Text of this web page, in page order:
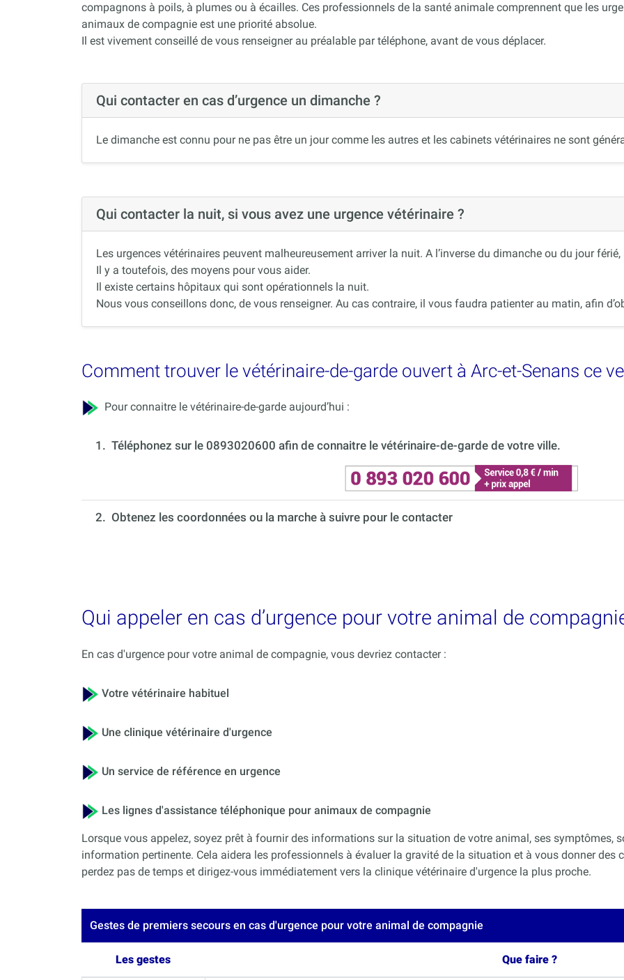
compagnons à poils, à plumes ou à écailles. Ces professionnels de la santé animale comprennent que les
animaux de compagnie est une priorité absolue.
Il est vivement conseillé de vous renseigner au préalable par téléphone, avant de vous déplacer.
Qui contacter en cas d’urgence un dimanche ?
Le dimanche est connu pour ne pas être un jour comme les autres et les cabinets vétérinaires ne sont
Qui contacter la nuit, si vous avez une urgence vétérinaire ?
Les urgences vétérinaires peuvent malheureusement arriver la nuit. A l’inverse du dimanche ou du jour
Il y a toutefois, des moyens pour vous aider.
Il existe certains hôpitaux qui sont opérationnels la nuit.
Nous vous conseillons donc, de vous renseigner. Au cas contraire, il vous faudra patienter au matin, afin
Comment trouver le vétérinaire-de-garde ouvert à Arc-et-Senans ce
Pour connaitre le vétérinaire-de-garde aujourd’hui :
1. Téléphonez sur le 0893020600 afin de connaitre le vétérinaire-de-garde de votre ville.
2. Obtenez les coordonnées ou la marche à suivre pour le contacter
Qui appeler en cas d’urgence pour votre animal de
En cas d'urgence pour votre animal de compagnie, vous devriez contacter :
Votre vétérinaire habituel
Une clinique vétérinaire d'urgence
Un service de référence en urgence
Les lignes d'assistance téléphonique pour animaux de compagnie
Lorsque vous appelez, soyez prêt à fournir des informations sur la situation de votre animal, ses symptômes,
information pertinente. Cela aidera les professionnels à évaluer la gravité de la situation et à vous donner des
perdez pas de temps et dirigez-vous immédiatement vers la clinique vétérinaire d'urgence la plus proche.
Gestes de premiers secours en cas d'urgence pour votre animal de compagnie
Les gestes Que faire ?